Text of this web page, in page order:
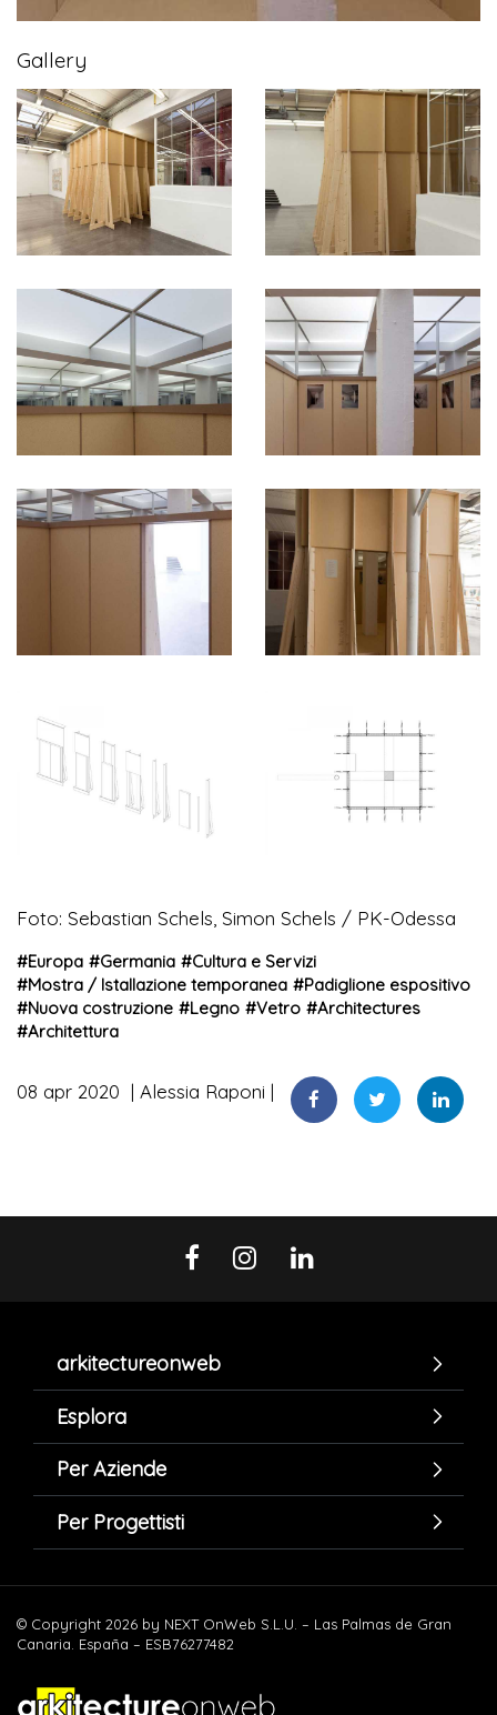
Gallery
Foto: Sebastian Schels, Simon Schels / PK-Odessa
#Europa #Germania #Cultura e Servizi
#Mostra / Istallazione temporanea #Padiglione espositivo
#Nuova costruzione #Legno #Vetro #Architectures
#Architettura
08 apr 2020 Alessia Raponi
arkitectureonweb
Esplora
Per Aziende
Per Progettisti
© Copyright 2026 by NEXT OnWeb S.L.U. – Las Palmas de Gran
Canaria. España – ESB76277482